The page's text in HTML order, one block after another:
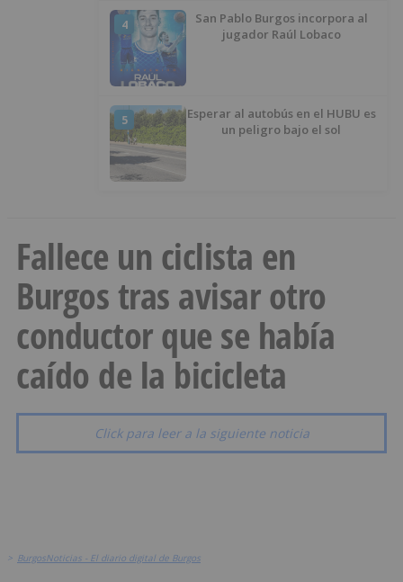
4
San Pablo Burgos incorpora al
jugador Raúl Lobaco
5
Esperar al autobús en el HUBU es
un peligro bajo el sol
Fallece un ciclista en
Burgos tras avisar otro
conductor que se había
caído de la bicicleta
Click para leer a la siguiente noticia
> BurgosNoticias - El diario digital de Burgos